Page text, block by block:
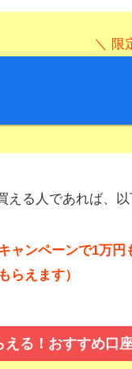
＼ 限
える人であれば、
ャンペーンで1万円
らえます）
える！おすすめ口